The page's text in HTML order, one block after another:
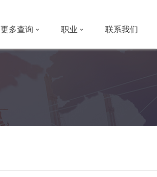
更多查询 职业 联系我们